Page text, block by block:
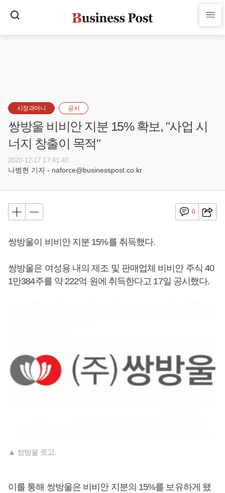
시장과머니 공시
쌍방울 비비안 지분 15% 확보, "사업 시
너지 창출이 목적"
2020-12-17 17:41:40
나병현 기자 - naforce@businesspost.co.kr
0
쌍방울이 비비안 지분 15%를 취득했다.
쌍방울은 여성용 내의 제조 및 판매업체 비비안 주식 40
1만384주를 약 222억 원에 취득한다고 17일 공시했다.
▲ 쌍방울 로고.
이를 통해 쌍방울은 비비안 지분의 15%를 보유하게 됐